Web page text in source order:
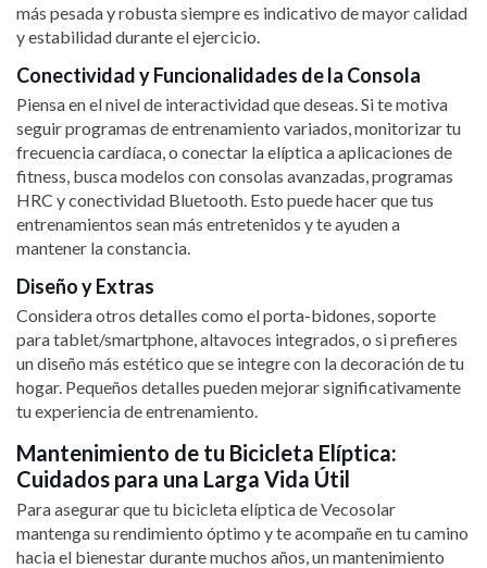
más pesada y robusta siempre es indicativo de mayor calidad
y estabilidad durante el ejercicio.
Conectividad y Funcionalidades de la Consola
Piensa en el nivel de interactividad que deseas. Si te motiva
seguir programas de entrenamiento variados, monitorizar tu
frecuencia cardíaca, o conectar la elíptica a aplicaciones de
fitness, busca modelos con consolas avanzadas, programas
HRC y conectividad Bluetooth. Esto puede hacer que tus
entrenamientos sean más entretenidos y te ayuden a
mantener la constancia.
Diseño y Extras
Considera otros detalles como el porta-bidones, soporte
para tablet/smartphone, altavoces integrados, o si prefieres
un diseño más estético que se integre con la decoración de tu
hogar. Pequeños detalles pueden mejorar significativamente
tu experiencia de entrenamiento.
Mantenimiento de tu Bicicleta Elíptica:
Cuidados para una Larga Vida Útil
Para asegurar que tu bicicleta elíptica de Vecosolar
mantenga su rendimiento óptimo y te acompañe en tu camino
hacia el bienestar durante muchos años, un mantenimiento